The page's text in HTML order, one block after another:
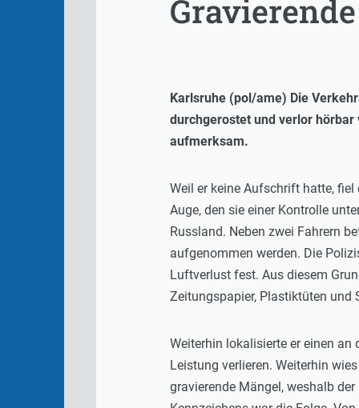
Karlsruhe (pol/ame) Die
durchgerostet und verlor
aufmerksam.
Weil er keine Aufschrift hatte,
Auge, den sie einer Kontrolle
Russland. Neben zwei Fahrern
aufgenommen werden. Die
Luftverlust fest. Aus diesem
Zeitungspapier, Plastiktüten und
Weiterhin lokalisierte er einen
Leistung verlieren. Weiterhin
gravierende Mängel, weshalb